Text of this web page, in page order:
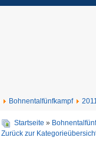
Bohnentalfünfkampf
Startseite »
Zurück zur